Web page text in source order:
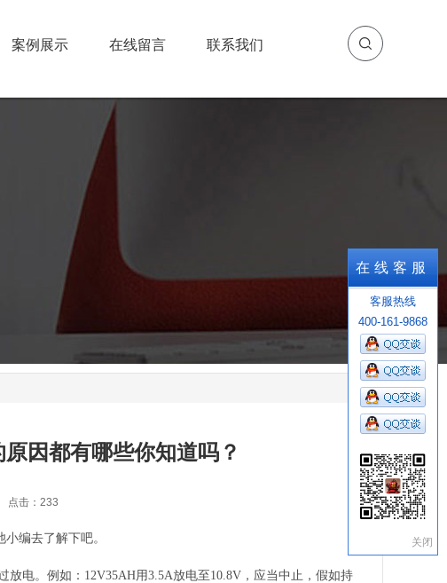
案例展示 在线留言 联系我们
因都有哪些你知道吗？
击： 233
编去了解下吧。
电。例如：12V35AH用3.5A放电至10.8V，应当中止，假如持
在线客服
客服热线
400-161-9868
关闭